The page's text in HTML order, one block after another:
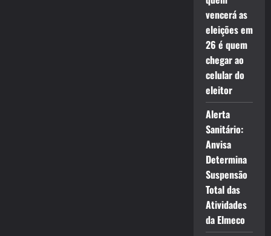
vencerá as
eleições em
26 é quem
chegar ao
celular do
eleitor
Alerta
Sanitário:
Anvisa
Determina
Suspensão
Total das
Atividades
da Elmeco